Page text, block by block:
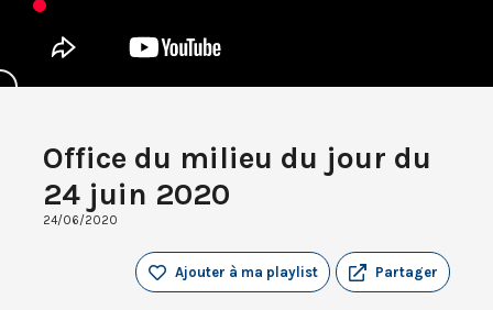
Office du milieu du jour du
24 juin 2020
24/06/2020
Partager
Ajouter à ma playlist